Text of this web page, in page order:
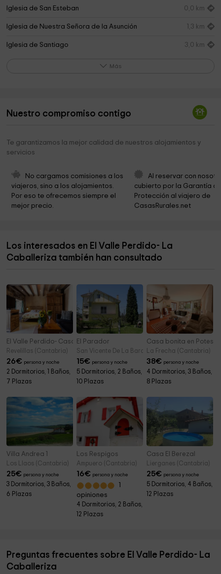
Iglesia de San Esteban 0,0 km
Iglesia de Nuestra Señora de la Asunción 1,3 km
Iglesia de Santiago 3,0 km
Espacio Natural de Covalagua 4,3 km
Iglesia de San Cosme y San Damián
Iglesia de Santa María de Valverde
Iglesia de San Juan Bautista
Iglesia de San Vicente 5,8 km
Iglesia de Santa Maria Maggiore
Más
Nuestro compromiso contigo
Te garantizamos la mejor calidad de nuestros alojamientos y
servicios
No cargamos comisiones a los
viajeros, sino a los alojamientos.
Por eso te ofrecemos siempre el
mejor precio.
Al reservar con
cubierto por la Garantía
Protección al viajero de
CasasRurales.net
Los interesados en El Valle Perdido- La
Caballeriza también han consultado
El Valle Perdido- Casa de la Iglesia
Revelillas (Cantabria)
26€ persona y noche
2 Dormitorios, 1 Baños,
7 Plazas
El Parador
San Vicente De La Barquera (Cantabria)
15€ persona y noche
5 Dormitorios, 2 Baños,
10 Plazas
Casa bonita en Potes
La Frecha (Cantabria)
38€ persona y noche
4 Dormitorios, 3 Baños,
8 Plazas
Villa Andrea 1
Los Llaos (Cantabria)
25€ persona y noche
3 Dormitorios, 3 Baños,
6 Plazas
Los Respigos
Ampuero (Cantabria)
16€ persona y noche
opiniones
4 Dormitorios, 2 Baños,
12 Plazas
Casa El Berezal
Lierganes (Cantabria)
25€ persona y noche
5 Dormitorios, 4 Baños,
12 Plazas
Preguntas frecuentes sobre El Valle Perdido- La
Caballeriza